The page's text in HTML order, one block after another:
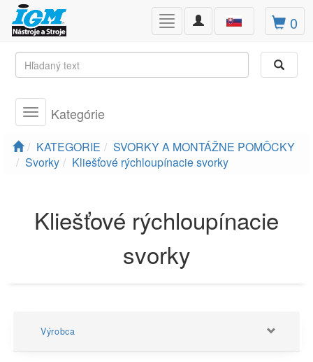
Toggle
navigation
Toggle
navigation
0
Toggle
navigation
Kategórie
KATEGORIE
SVORKY A MONTÁŽNE POMÔCKY
Svorky
Kliešťové rýchloupínacie svorky
Kliešťové rýchloupínacie
svorky
Výrobca